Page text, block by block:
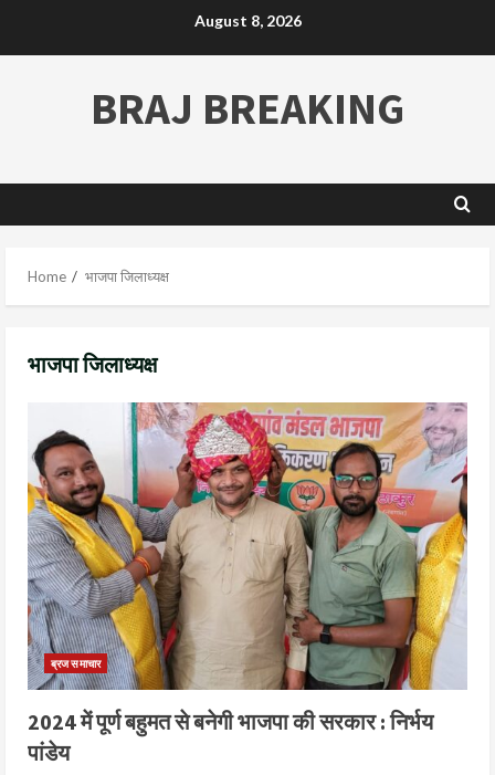
August 8, 2026
BRAJ BREAKING
Home भाजपा जिलाध्यक्ष
भाजपा जिलाध्यक्ष
ब्रज समाचार
2024 में पूर्ण बहुमत से बनेगी भाजपा की सरकार : निर्भय
पांडेय